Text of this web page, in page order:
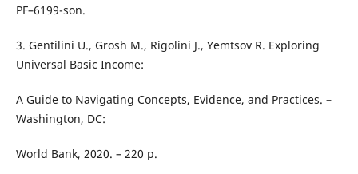
PF–6199-son.
3. Gentilini U., Grosh M., Rigolini J., Yemtsov R. Exploring
Universal Basic Income:
A Guide to Navigating Concepts, Evidence, and Practices. –
Washington, DC:
World Bank, 2020. – 220 p.